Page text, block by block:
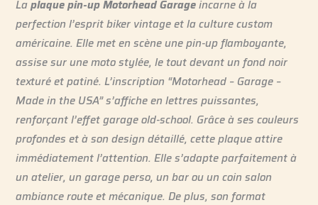
Laplaque pin-up Motorhead Garageincarne à la
perfection l’esprit biker vintage et la culture custom
américaine. Elle met en scène une pin-up flamboyante,
assise sur une moto stylée, le tout devant un fond noir
texturé et patiné. L’inscription “Motorhead – Garage –
Made in the USA” s’affiche en lettres puissantes,
renforçant l’effet garage old-school. Grâce à ses couleurs
profondes et à son design détaillé, cette plaque attire
immédiatement l’attention. Elle s’adapte parfaitement à
un atelier, un garage perso, un bar ou un coin salon
ambiance route et mécanique. De plus, son format